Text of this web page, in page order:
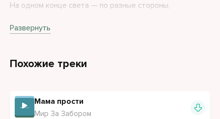
На одном конце света — по разные стороны,
Развернуть
Похожие треки
Мама прости
Мир За Забором